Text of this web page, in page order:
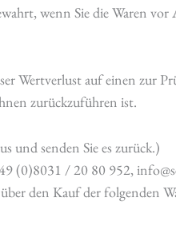
wenn Sie die Waren
Wertverlust auf einen zur
zurückzuführen ist.
und senden Sie es zurück.)
(0)8031 / 20 80 952,
den Kauf der folgenden